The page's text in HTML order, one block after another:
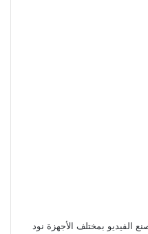
الفيديو بمختلف الأجهزة نود